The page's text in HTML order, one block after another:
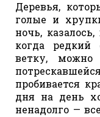
Деревья,
голые и
ночь,
когда
ветку, можно
пробивается
дня на день
ненадолго —